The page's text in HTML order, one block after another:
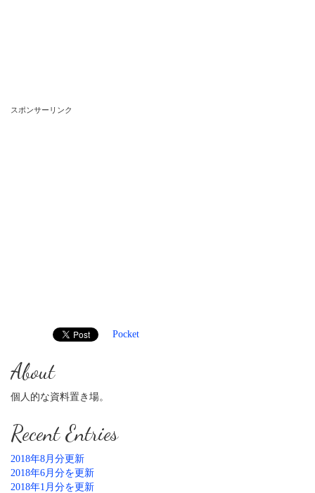
スポンサーリンク
Pocket
About
個人的な資料置き場。
Recent Entries
2018年8月分更新
2018年6月分を更新
2018年1月分を更新